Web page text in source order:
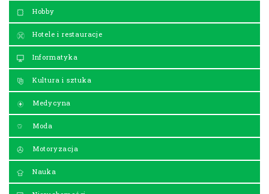
Hobby
Hotele i restauracje
Informatyka
Kultura i sztuka
Medycyna
Moda
Motoryzacja
Nauka